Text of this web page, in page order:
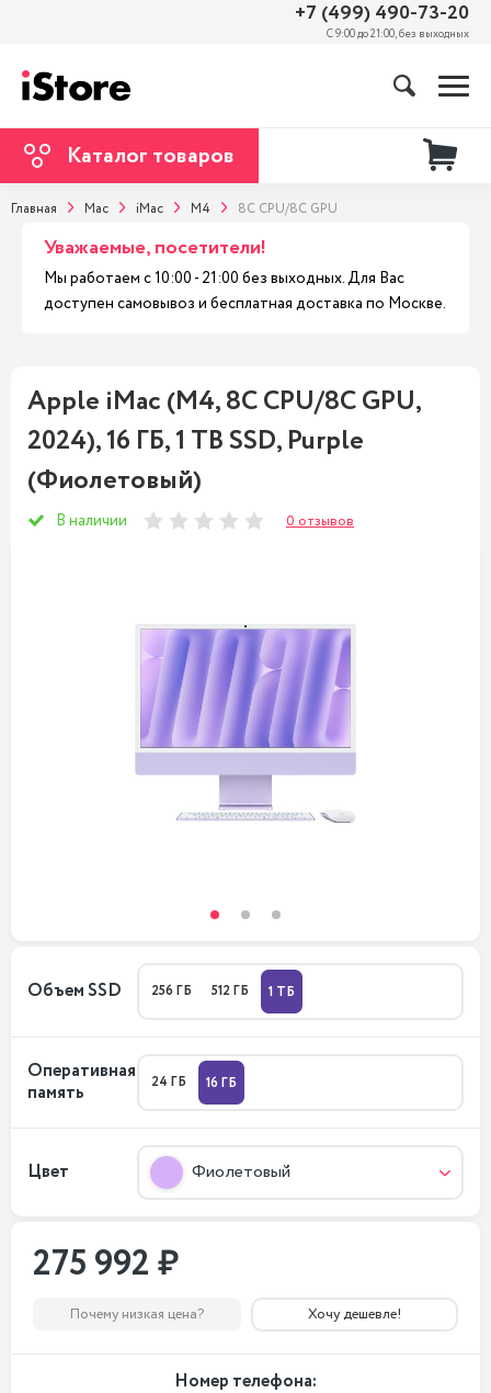
+7 (499) 490-73-20
С 9:00 до 21:00, без выходных
Каталог товаров
Главная Mac iMac M4 8C CPU/8C GPU
Уважаемые, посетители!
Мы работаем с 10:00 - 21:00 без выходных. Для Вас
доступен самовывоз и бесплатная доставка по Москве.
Apple iMac (M4, 8C CPU/8C GPU,
2024), 16 ГБ, 1 TB SSD, Purple
(Фиолетовый)
В наличии 0 отзывов
Объем SSD 256 ГБ 512 ГБ 1 ТБ
Оперативная
память
24 ГБ 16 ГБ
Цвет Фиолетовый
275 992 ₽
Почему низкая цена? Хочу дешевле!
Номер телефона: